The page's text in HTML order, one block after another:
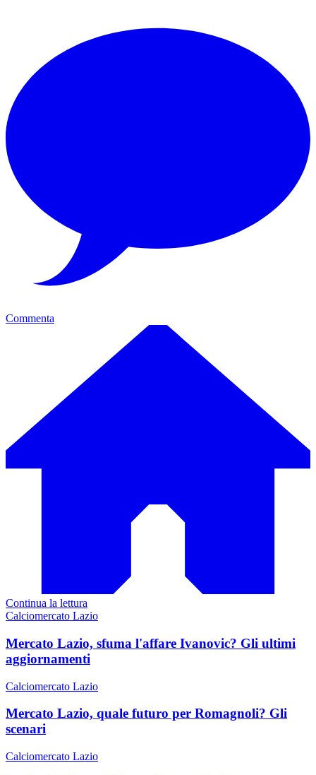
Commenta
Continua la lettura
Calciomercato Lazio
Mercato Lazio, sfuma l'affare Ivanovic? Gli ultimi
aggiornamenti
Calciomercato Lazio
Mercato Lazio, quale futuro per Romagnoli? Gli
scenari
Calciomercato Lazio